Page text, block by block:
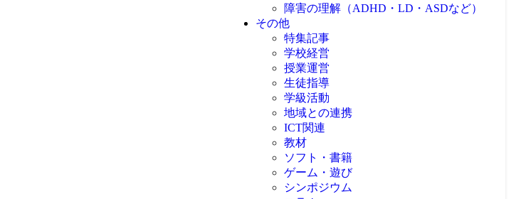
障害の理解（ADHD・LD・ASDなど）
その他
特集記事
学校経営
授業運営
生徒指導
学級活動
地域との連携
ICT関連
教材
ソフト・書籍
ゲーム・遊び
シンポジウム